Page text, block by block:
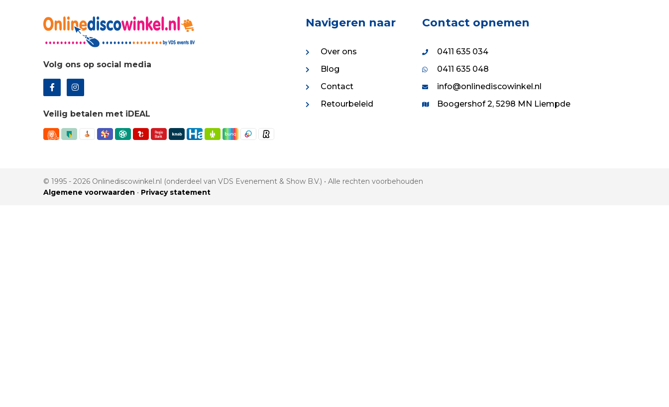
Volg ons op social media
Veilig betalen met iDEAL
Navigeren naar
Over ons
Blog
Contact
Retourbeleid
Contact opnemen
0411 635 034
0411 635 048
info@onlinediscowinkel.nl
Boogershof 2, 5298 MN Liempde
© 1995 - 2026 Onlinediscowinkel.nl (onderdeel van VDS Evenement & Show B.V.) • Alle rechten voorbehouden
Algemene voorwaarden • Privacy statement